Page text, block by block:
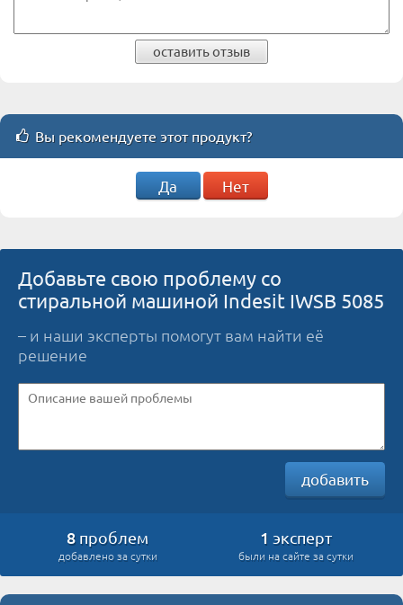
оставить отзыв
Вы рекомендуете этот продукт?
Да Нет
Добавьте свою проблему со
стиральной машиной Indesit IWSB 5085
– и наши эксперты помогут вам найти её
решение
добавить
8 проблем
добавлено за сутки
1 эксперт
были на сайте за сутки